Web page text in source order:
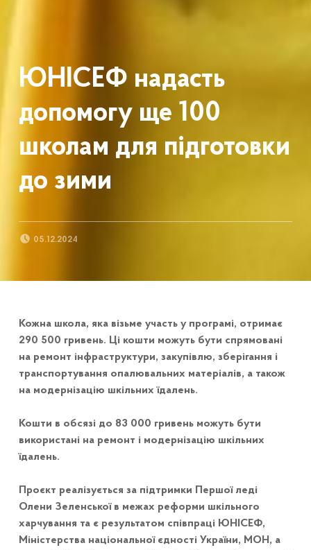
ЮНІСЕФ надасть
допомогу ще 100
школам для підготовки
до зими
05.12.2024
Кожна школа, яка візьме участь у програмі, отримає
290 500 гривень. Ці кошти можуть бути спрямовані
на ремонт інфраструктури, закупівлю, зберігання і
транспортування опалювальних матеріалів, а також
на модернізацію шкільних їдалень.
Кошти в обсязі до 83 000 гривень можуть бути
використані на ремонт і модернізацію шкільних
їдалень.
Проєкт реалізується за підтримки Першої леді
Олени Зеленської в межах реформи шкільного
харчування та є результатом співпраці ЮНІСЕФ,
Міністерства національної єдності України, МОН, а